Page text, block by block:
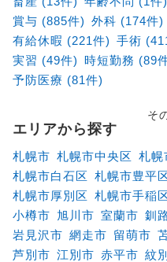
賞与 (885件) 外科 (174件)
有給休暇 (221件) 手術
実習 (49件) 時短勤務 (89
予防医療 (81件)
そ
エリアから探す
札幌市 札幌市中央区 札幌
札幌市白石区 札幌市豊平
札幌市厚別区 札幌市手稲
小樽市 旭川市 室蘭市 釧
岩見沢市 網走市 留萌市
芦別市 江別市 赤平市 紋